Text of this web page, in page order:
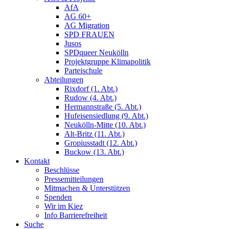
AfA
AG 60+
AG Migration
SPD FRAUEN
Jusos
SPDqueer Neukölln
Projektgruppe Klimapolitik
Parteischule
Abteilungen
Rixdorf (1. Abt.)
Rudow (4. Abt.)
Hermannstraße (5. Abt.)
Hufeisensiedlung (9. Abt.)
Neukölln-Mitte (10. Abt.)
Alt-Britz (11. Abt.)
Gropiusstadt (12. Abt.)
Buckow (13. Abt.)
Kontakt
Beschlüsse
Pressemitteilungen
Mitmachen & Unterstützen
Spenden
Wir im Kiez
Info Barrierefreiheit
Suche